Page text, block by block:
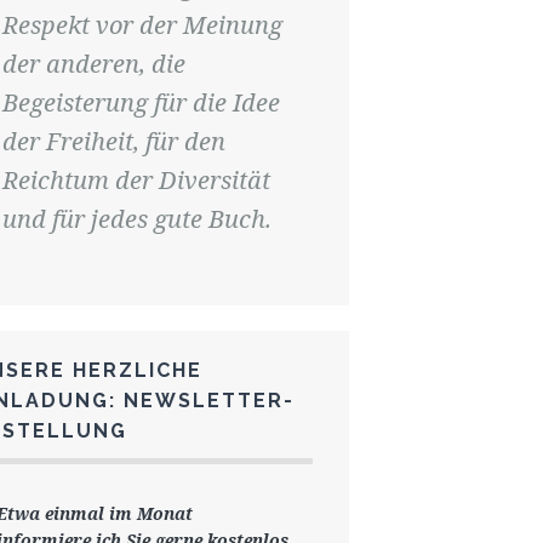
Respekt vor der Meinung
der anderen, die
Begeisterung für die Idee
der Freiheit, für den
Reichtum der Diversität
und für jedes gute Buch.
HERZLICHE
NEWSLETTER-
einmal im Monat